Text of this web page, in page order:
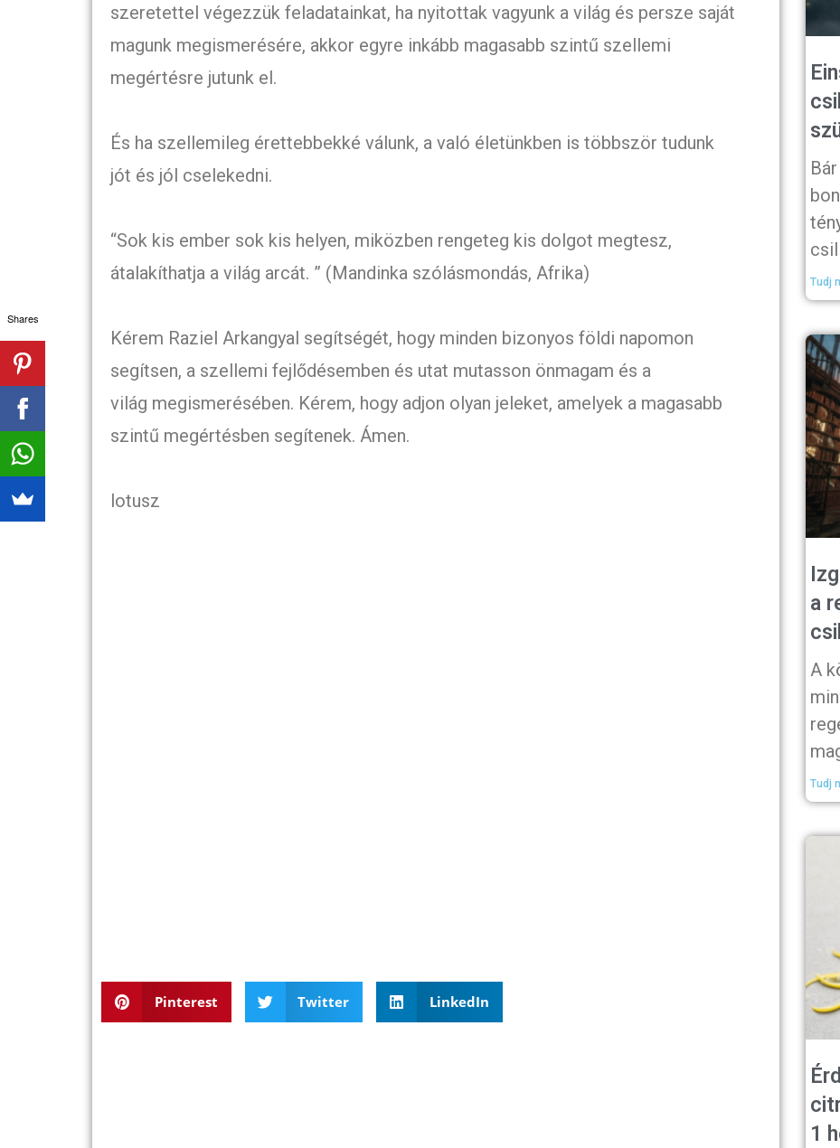
szeretettel végezzük feladatainkat, ha nyitottak vagyunk a világ és persze saját
magunk megismerésére, akkor egyre inkább magasabb szintű szellemi
megértésre jutunk el.
És ha szellemileg érettebbekké válunk, a való életünkben is többször tudunk
jót és jól cselekedni.
“Sok kis ember sok kis helyen, miközben rengeteg kis dolgot megtesz,
átalakíthatja a világ arcát. ” (Mandinka szólásmondás, Afrika)
Kérem Raziel Arkangyal segítségét, hogy minden bizonyos földi napomon
segítsen, a szellemi fejlődésemben és utat mutasson önmagam és a
világ megismerésében. Kérem, hogy adjon olyan jeleket, amelyek a magasabb
szintű megértésben segítenek. Ámen.
lotusz
Pinterest Twitter LinkedIn
Tudj
a
A
Tudj
1
Shares